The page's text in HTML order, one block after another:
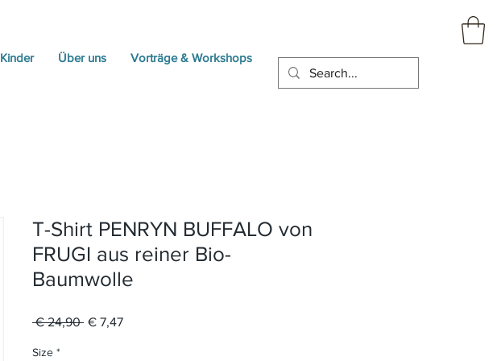
Kinder Über uns Vorträge & Workshops
T-Shirt PENRYN BUFFALO von
FRUGI aus reiner Bio-
Baumwolle
€ 24,90 Standardpreis
€ 7,47Sale-
Size *